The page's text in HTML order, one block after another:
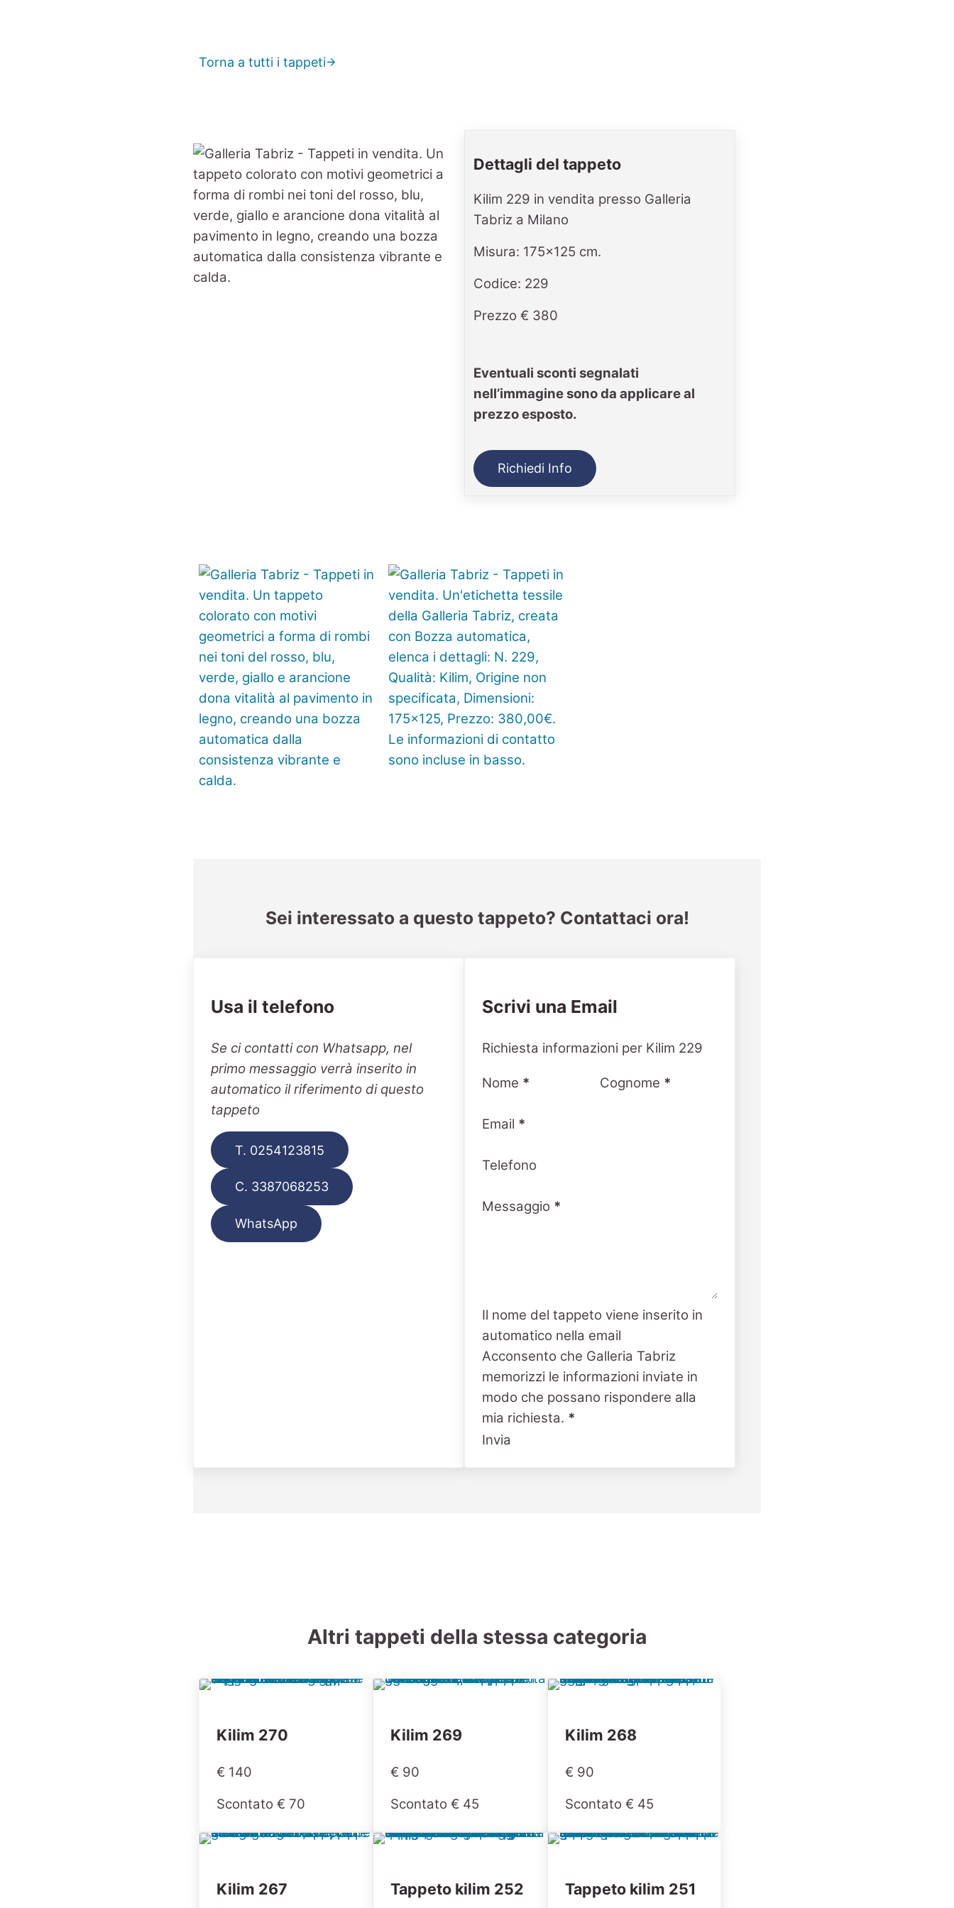
Torna a tutti i tappeti
Dettagli del tappeto
Kilim 229 in vendita presso Galleria
Tabriz a Milano
Misura: 175x125 cm.
Codice: 229
Prezzo € 380
Eventuali sconti segnalati
nell’immagine sono da applicare al
prezzo esposto.
Richiedi Info
Sei interessato a questo tappeto? Contattaci ora!
Usa il telefono
Se ci contatti con Whatsapp, nel
primo messaggio verrà inserito in
automatico il riferimento di questo
tappeto
T. 0254123815
C. 3387068253
WhatsApp
Scrivi una Email
Section
Richiesta informazioni per Kilim 229
Nome * Cognome *
Email *
Telefono
Messaggio *
Il nome del tappeto viene inserito in
automatico nella email
Acconsento che Galleria Tabriz
memorizzi le informazioni inviate in
modo che possano rispondere alla
mia richiesta. *
Invia
Altri tappeti della stessa categoria
Kilim 270
€ 140
Scontato € 70
Kilim 269
€ 90
Scontato € 45
Kilim 268
€ 90
Scontato € 45
Kilim 267 Tappeto kilim 252 Tappeto kilim 251